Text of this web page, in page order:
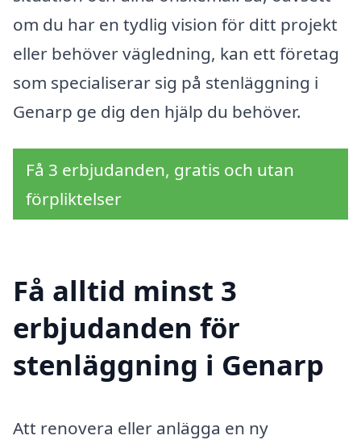
om du har en tydlig vision för ditt projekt
eller behöver vägledning, kan ett företag
som specialiserar sig på stenläggning i
Genarp ge dig den hjälp du behöver.
Få 3 erbjudanden, gratis och utan
förpliktelser
Få alltid minst 3
erbjudanden för
stenläggning i Genarp
Att renovera eller anlägga en ny